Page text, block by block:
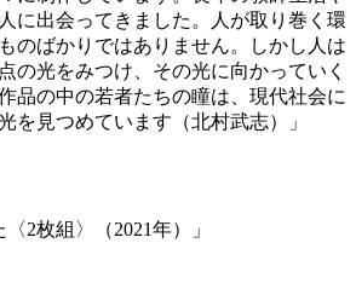
に出会ってきました。人が取り巻く環
のばかりではありません。しかし人は
の光をみつけ、その光に向かっていく
品の中の若者たちの瞳は、現代社会に
を見つめています（北村武志）」
〈2枚組〉（2021年）」